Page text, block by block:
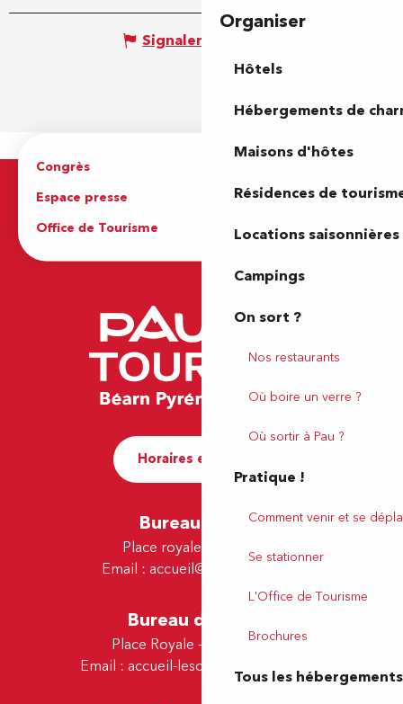
Organiser
Hôtels
Hébergements de
Maisons d'hôtes
Résidences de
Locations saisonnières
Campings
On sort ?
Nos restaurants
Où boire un verre ?
Où sortir à Pau ?
Pratique !
Comment venir et se
Se stationner
L'Office de Tourisme
Brochures
Tous les hébergements
Signaler une erreur
Congrès
Espace presse
Brochures
Office de Tourisme
Horaires et contact
Bureau de Pau
Place royale - 64000 Pau
Email : accueil@tourismepau.fr
Bureau de Lescar
Place Royale - 64230 Lescar
Email : accueil-lescar@tourismepau.fr